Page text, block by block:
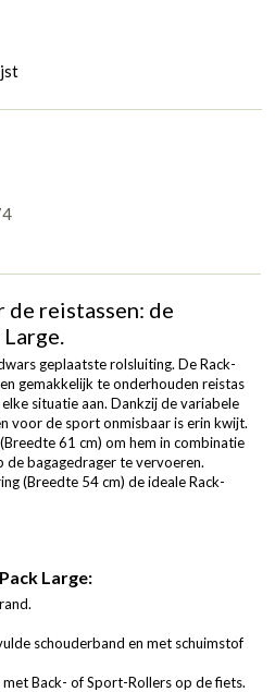
de reistassen: de
geplaatste rolsluiting. De Rack-
gemakkelijk te onderhouden reistas
situatie aan. Dankzij de variabele
voor de sport onmisbaar is erin kwijt.
61 cm) om hem in combinatie
bagagedrager te vervoeren.
(Breedte 54 cm) de ideale Rack-
Large:
schouderband en met schuimstof
Back- of Sport-Rollers op de fiets.